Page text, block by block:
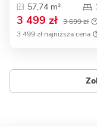
57,74 m²
3 499 zł 3 699 zł
3 499 zł najniższa cena